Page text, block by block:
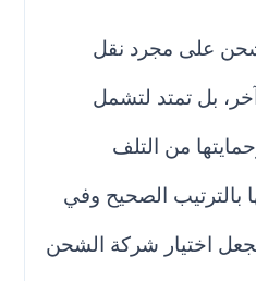
على مجرد نقل
بل تمتد لتشمل
من التلف
الصحيح وفي
اختيار شركة الشحن